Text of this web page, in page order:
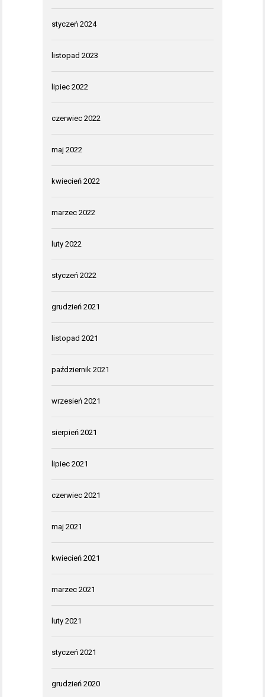
styczeń 2024
listopad 2023
lipiec 2022
czerwiec 2022
maj 2022
kwiecień 2022
marzec 2022
luty 2022
styczeń 2022
grudzień 2021
listopad 2021
październik 2021
wrzesień 2021
sierpień 2021
lipiec 2021
czerwiec 2021
maj 2021
kwiecień 2021
marzec 2021
luty 2021
styczeń 2021
grudzień 2020